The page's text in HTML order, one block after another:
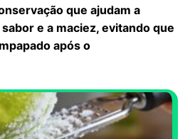
que ajudam a
e a maciez, evitando que
após o